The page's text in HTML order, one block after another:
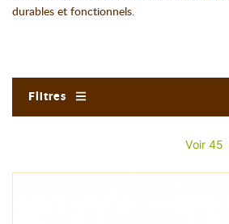
durables et fonctionnels.
Filtres
Voir 45